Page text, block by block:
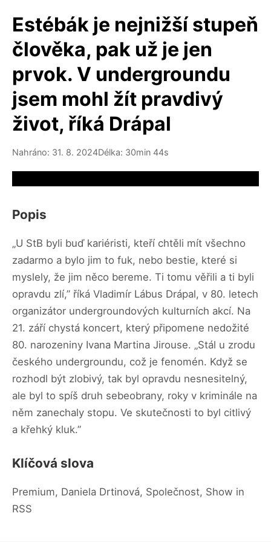
Estébák je nejnižší stupeň
člověka, pak už je jen
prvok. V undergroundu
jsem mohl žít pravdivý
život, říká Drápal
Nahráno: 31. 8. 2024Délka: 30min 44s
Popis
„U StB byli buď kariéristi, kteří chtěli mít všechno
zadarmo a bylo jim to fuk, nebo bestie, které si
myslely, že jim něco bereme. Ti tomu věřili a ti byli
opravdu zlí,” říká Vladimír Lábus Drápal, v 80. letech
organizátor undergroundových kulturních akcí. Na
21. září chystá koncert, který připomene nedožité
80. narozeniny Ivana Martina Jirouse. „Stál u zrodu
českého undergroundu, což je fenomén. Když se
rozhodl být zlobivý, tak byl opravdu nesnesitelný,
ale byl to spíš druh sebeobrany, roky v kriminále na
něm zanechaly stopu. Ve skutečnosti to byl citlivý
a křehký kluk.”
Klíčová slova
Premium, Daniela Drtinová, Společnost, Show in
RSS